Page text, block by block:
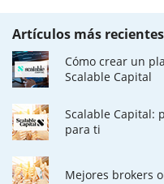
Artículos más recientes
Cómo crear un
Scalable Capital
Scalable Capital:
para ti
Mejores brokers